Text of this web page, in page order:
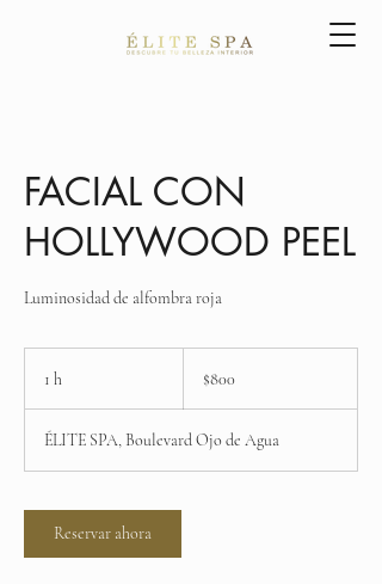
FACIAL CON
HOLLYWOOD PEEL
Luminosidad de alfombra roja
1 h
mexicanos
$800
ÉLITE SPA, Boulevard Ojo de Agua
Reservar ahora